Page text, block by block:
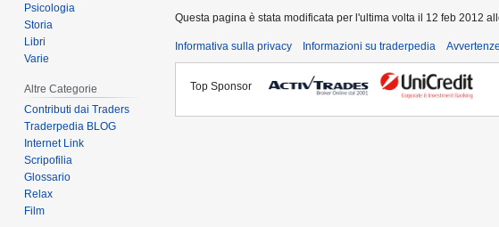
Psicologia
Storia
Libri
Varie
Altre Categorie
Contributi dai Traders
Traderpedia BLOG
Internet Link
Scripofilia
Glossario
Relax
Film
Questa pagina è stata modificata per l'ultima volta il 12 feb 2012
Informativa sulla privacy Informazioni su traderpedia Avvertenze
Top Sponsor